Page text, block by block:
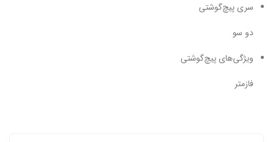
سری پیچ‌گوشتی
دو سو
ویژگی‌های پیچ‌گوشتی
فازمتر